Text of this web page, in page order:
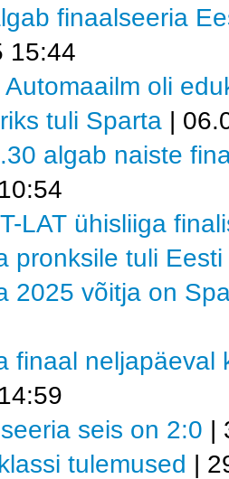
finaalseeria
15:44
oli
tuli Sparta |
algab naiste
LAT ühisliiga
pronksile tuli
2025 võitja on
finaal neljapäeval
seis on 2:0 |
tulemused |